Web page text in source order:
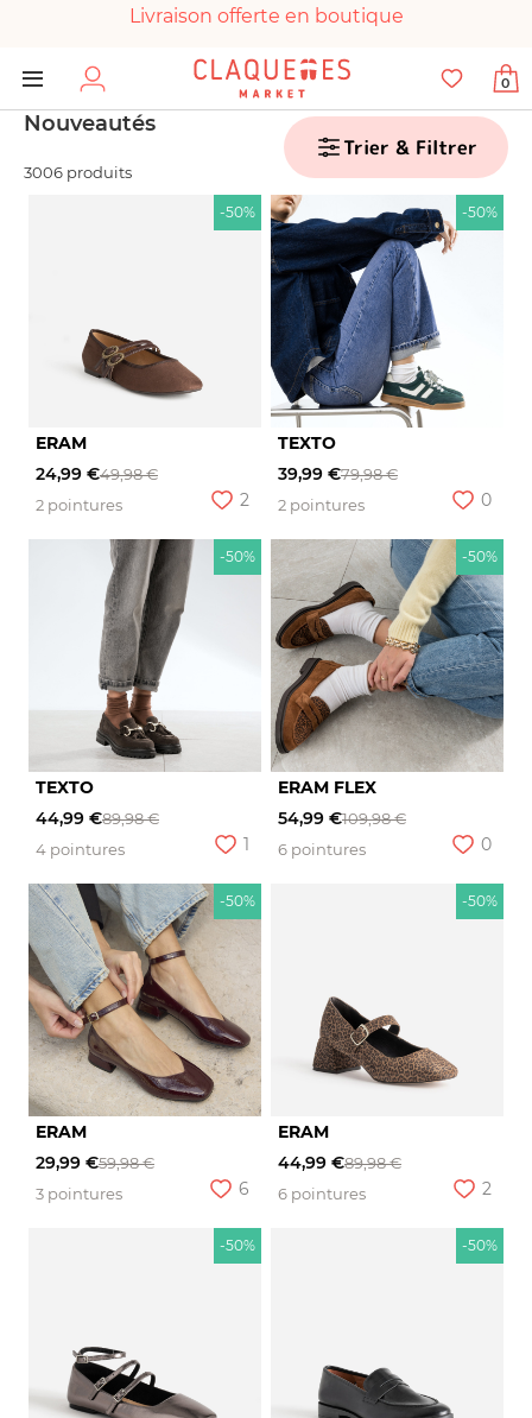
Livraison offerte en boutique
Paiement 100% sécurisé
Chaussures garanties en parfait état
0
Nouveautés
3006 produits
Trier & Filtrer
-50%
ERAM
24,99 €49,98 €
2 pointures
2
-50%
TEXTO
39,99 €79,98 €
2 pointures
0
-50%
TEXTO
44,99 €89,98 €
4 pointures
1
-50%
ERAM FLEX
54,99 €109,98 €
6 pointures
0
-50%
ERAM
29,99 €59,98 €
3 pointures
6
-50%
ERAM
44,99 €89,98 €
6 pointures
2
-50% -50%